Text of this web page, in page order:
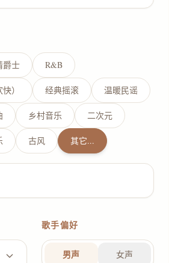
爵士 R&B
） 经典摇滚 温暖民谣
乡村音乐 二次元
古风 其它...
歌手偏好
男声 女声